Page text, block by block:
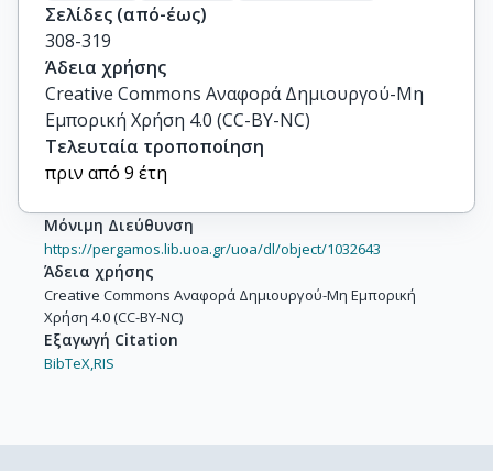
Σελίδες (από-έως)
308-319
Άδεια χρήσης
Creative Commons Αναφορά Δημιουργού-Μη
Εμπορική Χρήση 4.0 (CC-BY-NC)
Τελευταία τροποποίηση
πριν από 9 έτη
Μόνιμη Διεύθυνση
https://pergamos.lib.uoa.gr/uoa/dl/object/1032643
Άδεια χρήσης
Creative Commons Αναφορά Δημιουργού-Μη Εμπορική
Χρήση 4.0 (CC-BY-NC)
Εξαγωγή Citation
BibTeX,RIS